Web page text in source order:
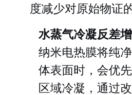
度减少对原始物证
水蒸气冷凝反差
纳米电热膜将纯
体表面时，会优
区域冷凝，通过